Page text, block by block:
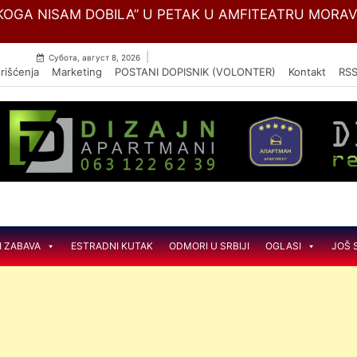
Skip
NISAM DOBILA” U PETAK U AMFITEATRU
Субота, август 8, 2026
Marketing POSTANI DOPISNIK (VOLONTER) Kontakt RSS
ZABAVA ESTRADNI KUTAK ODMORI U SRBIJI OGLASI JOŠ